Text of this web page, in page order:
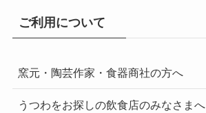
ご利用について
窯元・陶芸作家・食器商社の方へ
うつわをお探しの飲食店のみなさまへ